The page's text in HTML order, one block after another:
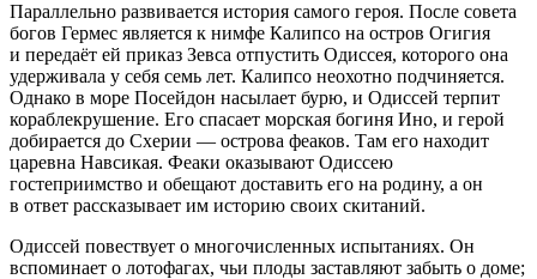
Параллельно развивается история самого героя. После совета
богов Гермес является к нимфе Калипсо на остров Огигия
и передаёт ей приказ Зевса отпустить Одиссея, которого она
удерживала у себя семь лет. Калипсо неохотно подчиняется.
Однако в море Посейдон насылает бурю, и Одиссей терпит
кораблекрушение. Его спасает морская богиня Ино, и герой
добирается до Схерии — острова феаков. Там его находит
царевна Навсикая. Феаки оказывают Одиссею
гостеприимство и обещают доставить его на родину, а он
в ответ рассказывает им историю своих скитаний.
Одиссей повествует о многочисленных испытаниях. Он
вспоминает о лотофагах, чьи плоды заставляют забыть о доме;